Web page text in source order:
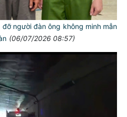
người đàn ông không minh mẫn
(06/07/2026 08:57)